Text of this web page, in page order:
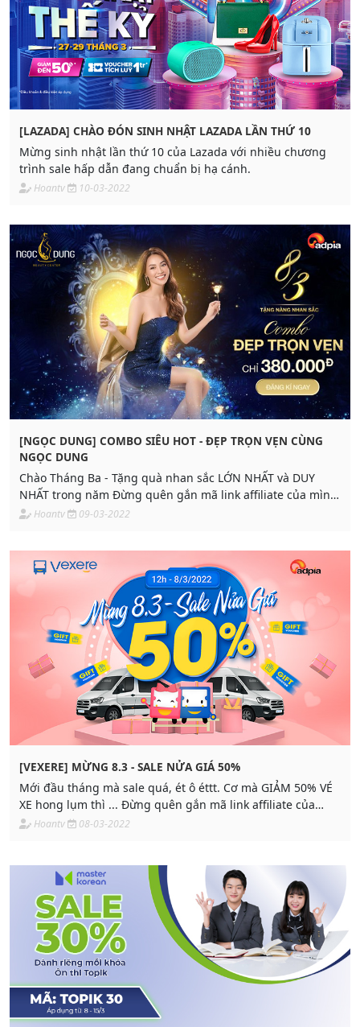
[LAZADA] CHÀO ĐÓN SINH NHẬT LAZADA LẦN THỨ 10
Mừng sinh nhật lần thứ 10 của Lazada với nhiều chương
trình sale hấp dẫn đang chuẩn bị hạ cánh.
Hoantv 10-03-2022
[NGỌC DUNG] COMBO SIÊU HOT - ĐẸP TRỌN VẸN CÙNG
NGỌC DUNG
Chào Tháng Ba - Tặng quà nhan sắc LỚN NHẤT và DUY
NHẤT trong năm Đừng quên gắn mã link affiliate của mình
vào sản phẩm.
Hoantv 09-03-2022
[VEXERE] MỪNG 8.3 - SALE NỬA GIÁ 50%
Mới đầu tháng mà sale quá, ét ô éttt. Cơ mà GIẢM 50% VÉ
XE hong lụm thì ... Đừng quên gắn mã link affiliate của
mình vào sản phẩm.
Hoantv 08-03-2022